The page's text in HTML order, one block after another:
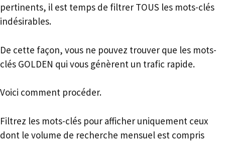
pertinents, il est temps de filtrer TOUS les mots-clés
indésirables.
De cette façon, vous ne pouvez trouver que les mots-
clés GOLDEN qui vous génèrent un trafic rapide.
Voici comment procéder.
Filtrez les mots-clés pour afficher uniquement ceux
dont le volume de recherche mensuel est compris